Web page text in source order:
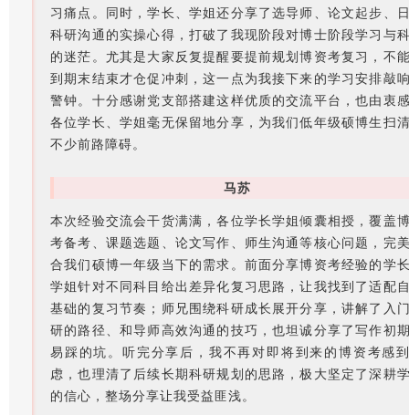
习痛点。同时，学长、学姐还分享了选导师、论文起步、
科研沟通的实操心得，打破了我现阶段对博士阶段学习与
的迷茫。尤其是大家反复提醒要提前规划博资考复习，不
到期末结束才仓促冲刺，这一点为我接下来的学习安排敲
警钟。十分感谢党支部搭建这样优质的交流平台，也由衷
各位学长、学姐毫无保留地分享，为我们低年级硕博生扫
不少前路障碍。
马苏
本次经验交流会干货满满，各位学长学姐倾囊相授，覆盖
考备考、课题选题、论文写作、师生沟通等核心问题，完
合我们硕博一年级当下的需求。前面分享博资考经验的学
学姐针对不同科目给出差异化复习思路，让我找到了适配
基础的复习节奏；师兄围绕科研成长展开分享，讲解了入
研的路径、和导师高效沟通的技巧，也坦诚分享了写作初
易踩的坑。听完分享后，我不再对即将到来的博资考感
虑，也理清了后续长期科研规划的思路，极大坚定了深耕
的信心，整场分享让我受益匪浅。